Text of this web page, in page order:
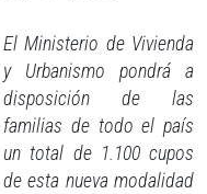
El Ministerio de Vivienda
y Urbanismo pondrá a
disposición de las
familias de todo el país
un total de 1.100 cupos
de esta nueva modalidad